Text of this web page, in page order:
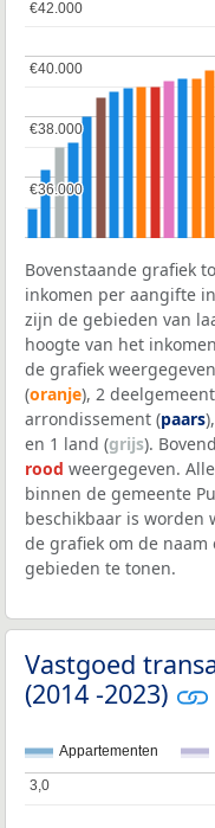
€36.000
€36.000
€38.000
€38.000
€40.000
€40.000
€42.000
€42.000
Bovenstaande grafiek
inkomen per aangifte
zijn de gebieden van
hoogte van het
de grafiek
(oranje), 2
arrondissement (paars
en 1 land (grijs).
rood weergegeven.
binnen de gemeente
beschikbaar is worden
de grafiek om de
gebieden te tonen.
Vastgoed
(2014 -2023)
Appartementen
3,0
3,0